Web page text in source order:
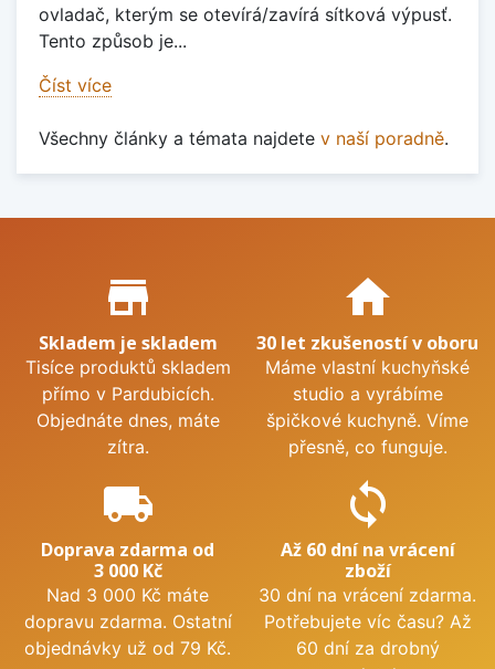
ovladač, kterým se otevírá/zavírá sítková výpusť.
Tento způsob je...
Číst více
Všechny články a témata najdete v naší poradně.
Proč nakupovat u nás?
store_mall_directory
Skladem je skladem
Tisíce produktů skladem
přímo v Pardubicích.
Objednáte dnes, máte
zítra.
home
30 let zkušeností v oboru
Máme vlastní kuchyňské
studio a vyrábíme
špičkové kuchyně. Víme
přesně, co funguje.
local_shipping
Doprava zdarma od
3 000 Kč
Nad 3 000 Kč máte
dopravu zdarma. Ostatní
objednávky už od 79 Kč.
sync
Až 60 dní na vrácení
zboží
30 dní na vrácení zdarma.
Potřebujete víc času? Až
60 dní za drobný